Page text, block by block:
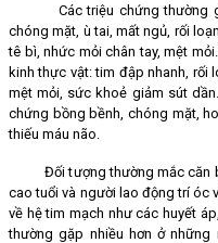
Các triệu chứng thường
chóng mặt, ù tai, mất ngủ, rối
tê bì, nhức mỏi chân tay, mệt
kinh thực vật: tim đập nhanh, rối
mệt mỏi, sức khoẻ giảm sút
chứng bồng bềnh, chóng mặt,
thiếu máu não.
Đối tượng thường mắc căn
cao tuổi và người lao động trí óc
về hệ tim mạch như các huyết
thường gặp nhiều hơn ở